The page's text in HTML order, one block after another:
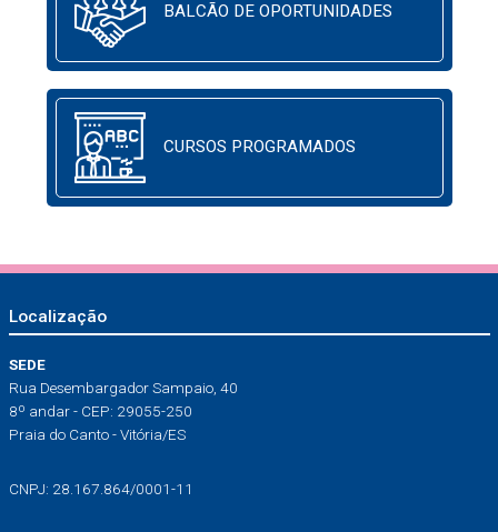
BALCÃO DE OPORTUNIDADES
CURSOS PROGRAMADOS
Localização
SEDE
Rua Desembargador Sampaio, 40
8º andar - CEP: 29055-250
Praia do Canto - Vitória/ES
CNPJ: 28.167.864/0001-11